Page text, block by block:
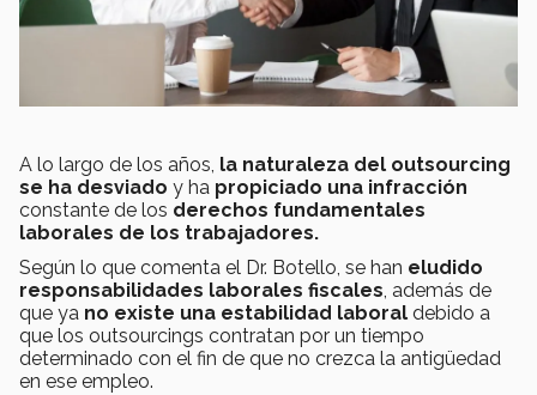
A lo largo de los años, la naturaleza del outsourcing
se ha desviado y ha propiciado una infracción
constante de los derechos fundamentales
laborales de los trabajadores.
Según lo que comenta el Dr. Botello, se han eludido
responsabilidades laborales fiscales, además de
que ya no existe una estabilidad laboral debido a
que los outsourcings contratan por un tiempo
determinado con el fin de que no crezca la antigüedad
en ese empleo.